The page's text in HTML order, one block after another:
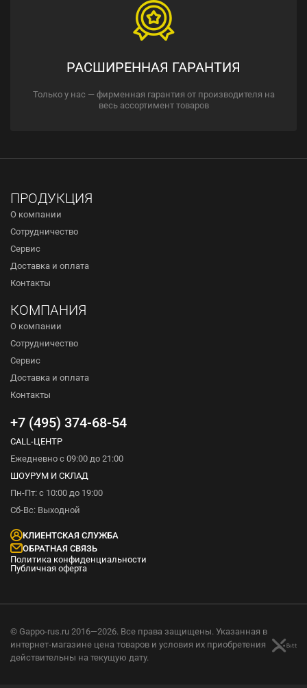
РАСШИРЕННАЯ ГАРАНТИЯ
Только у нас — фирменная гарантия от производителя на
весь ассортимент товаров
ПРОДУКЦИЯ
О компании
Сотрудничество
Сервис
Доставка и оплата
Контакты
КОМПАНИЯ
О компании
Сотрудничество
Сервис
Доставка и оплата
Контакты
+7 (495) 374-68-54
CALL-ЦЕНТР
Ежедневно с 09:00 до 21:00
ШОУРУМ И СКЛАД
Пн-Пт: с 10:00 до 19:00
Сб-Вс: Выходной
КЛИЕНТСКАЯ СЛУЖБА
ОБРАТНАЯ СВЯЗЬ
Политика конфиденциальности
Публичная оферта
© Gappo-rus.ru 2016—2026. Все права защищены. Указанная в
интернет-магазине цена товаров и условия их приобретения
действительны на текущую дату.